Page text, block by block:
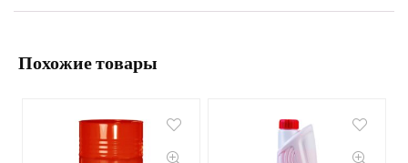
Похожие товары